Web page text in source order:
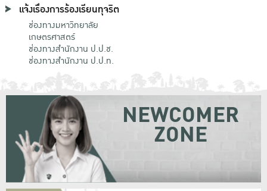
แจ้งเรื่องการร้องเรียนทุจริต
ช่องทางมหาวิทยาลัย
เกษตรศาสตร์
ช่องทางสำนักงาน ป.ป.ช.
ช่องทางสำนักงาน ป.ป.ท.
NEWCOMER
ZONE